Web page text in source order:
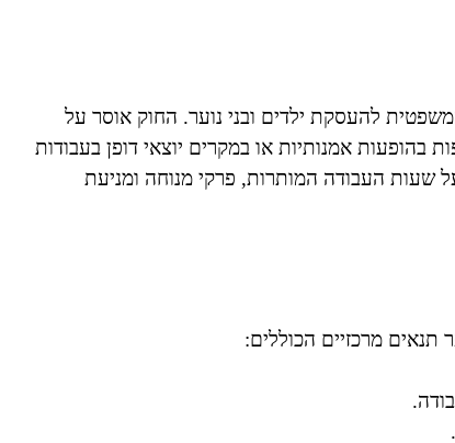
מתווה את המסגרת המשפטית להעסקת ילדים ובני נוער. החוק אוסר על
כמו השתתפות בהופעות אמנותיות או במקרים יוצאי דופן בעבודות
שעות העבודה המותרות, פרקי מנוחה ומניעת
תנאים מרכזיים הכוללים: